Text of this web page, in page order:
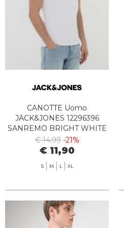
CANOTTE Uomo
JACK&JONES 12296396
SANREMO BRIGHT WHITE
€ 14,99 -21%
€ 11,90
S M L XL